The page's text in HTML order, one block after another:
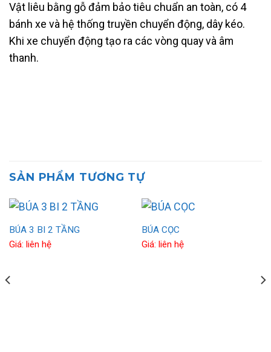
Vật liêu bằng gỗ đảm bảo tiêu chuẩn an toàn, có 4
bánh xe và hệ thống truyền chuyển động, dây kéo.
Khi xe chuyển động tạo ra các vòng quay và âm
thanh.
SẢN PHẨM TƯƠNG TỰ
BÚA 3 BI 2 TẦNG
Giá: liên hệ
BÚA CỌC
Giá: liên hệ